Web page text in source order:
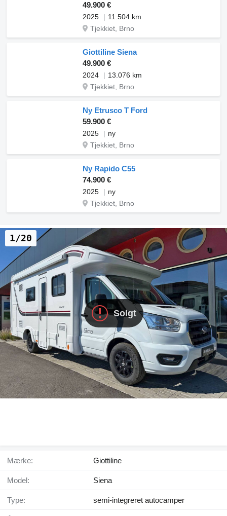
49.900 €
2025
11.504 km
Tjekkiet, Brno
Giottiline Siena
49.900 €
2024
13.076 km
Tjekkiet, Brno
Ny Etrusco T Ford
59.900 €
2025
ny
Tjekkiet, Brno
Ny Rapido C55
74.900 €
2025
ny
Tjekkiet, Brno
Solgt
1/20
Mærke: Giottiline
Model: Siena
Type: semi-integreret autocamper